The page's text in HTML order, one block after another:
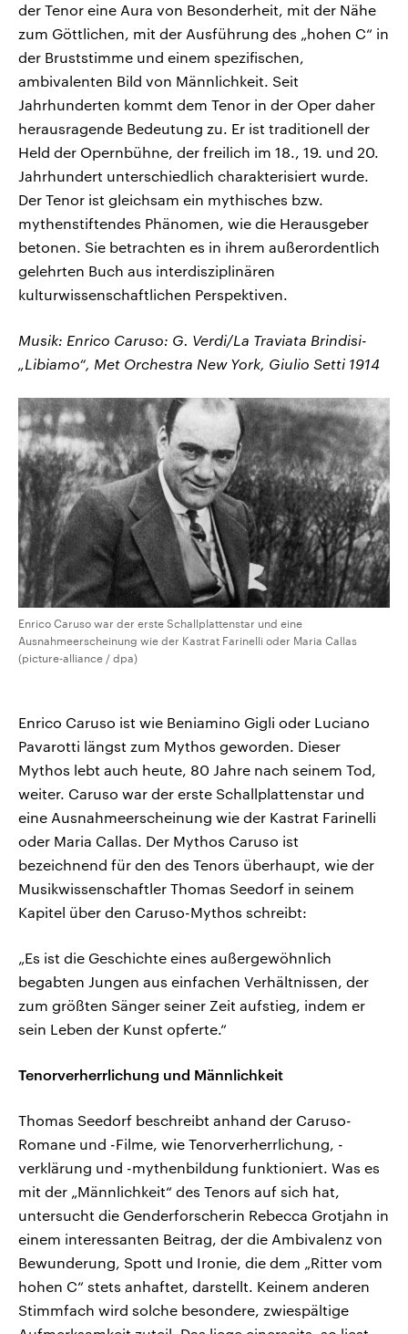
der Tenor eine Aura von Besonderheit, mit der Nähe
zum Göttlichen, mit der Ausführung des „hohen C“ in
der Bruststimme und einem spezifischen,
ambivalenten Bild von Männlichkeit. Seit
Jahrhunderten kommt dem Tenor in der Oper daher
herausragende Bedeutung zu. Er ist traditionell der
Held der Opernbühne, der freilich im 18., 19. und 20.
Jahrhundert unterschiedlich charakterisiert wurde.
Der Tenor ist gleichsam ein mythisches bzw.
mythenstiftendes Phänomen, wie die Herausgeber
betonen. Sie betrachten es in ihrem außerordentlich
gelehrten Buch aus interdisziplinären
kulturwissenschaftlichen Perspektiven.
Musik: Enrico Caruso: G. Verdi/La Traviata Brindisi-
„Libiamo“, Met Orchestra New York, Giulio Setti 1914
Enrico Caruso war der erste Schallplattenstar und eine
Ausnahmeerscheinung wie der Kastrat Farinelli oder Maria Callas
(picture-alliance / dpa)
Enrico Caruso ist wie Beniamino Gigli oder Luciano
Pavarotti längst zum Mythos geworden. Dieser
Mythos lebt auch heute, 80 Jahre nach seinem Tod,
weiter. Caruso war der erste Schallplattenstar und
eine Ausnahmeerscheinung wie der Kastrat Farinelli
oder Maria Callas. Der Mythos Caruso ist
bezeichnend für den des Tenors überhaupt, wie der
Musikwissenschaftler Thomas Seedorf in seinem
Kapitel über den Caruso-Mythos schreibt:
„Es ist die Geschichte eines außergewöhnlich
begabten Jungen aus einfachen Verhältnissen, der
zum größten Sänger seiner Zeit aufstieg, indem er
sein Leben der Kunst opferte.“
Tenorverherrlichung und Männlichkeit
Thomas Seedorf beschreibt anhand der Caruso-
Romane und -Filme, wie Tenorverherrlichung, -
verklärung und -mythenbildung funktioniert. Was es
mit der „Männlichkeit“ des Tenors auf sich hat,
untersucht die Genderforscherin Rebecca Grotjahn in
einem interessanten Beitrag, der die Ambivalenz von
Bewunderung, Spott und Ironie, die dem „Ritter vom
hohen C“ stets anhaftet, darstellt. Keinem anderen
Stimmfach wird solche besondere, zwiespältige